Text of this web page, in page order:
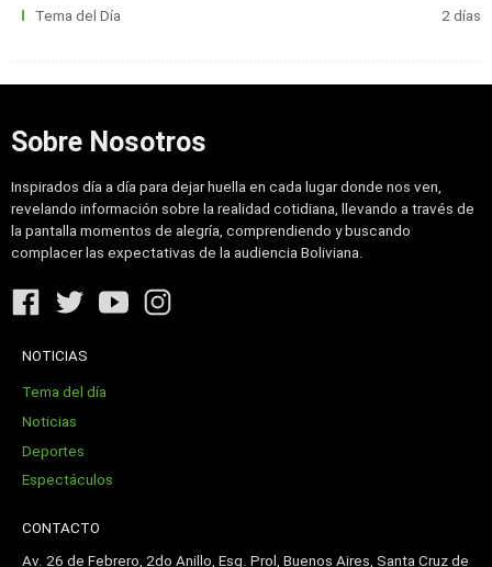
Tema del Día 2 días
Sobre Nosotros
Inspirados día a día para dejar huella en cada lugar donde nos ven,
revelando información sobre la realidad cotidiana, llevando a través de
la pantalla momentos de alegría, comprendiendo y buscando
complacer las expectativas de la audiencia Boliviana.
NOTICIAS
Tema del día
Noticias
Deportes
Espectáculos
CONTACTO
Av. 26 de Febrero, 2do Anillo, Esq. Prol, Buenos Aires, Santa Cruz de